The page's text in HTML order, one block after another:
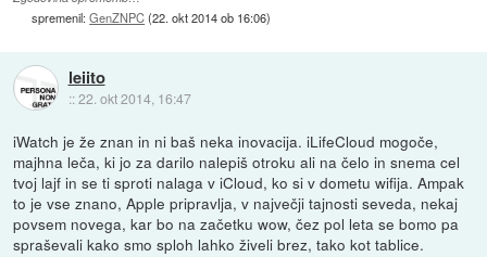
spremenil:GenZNPC(22. okt 2014 ob 16:06)
leiito
::22. okt 2014, 16:47
iWatch je že znan in ni baš neka inovacija. iLifeCloud mogoče,
majhna leča, ki jo za darilo nalepiš otroku ali na čelo in snema cel
tvoj lajf in se ti sproti nalaga v iCloud, ko si v dometu wifija. Ampak
to je vse znano, Apple pripravlja, v največji tajnosti seveda, nekaj
povsem novega, kar bo na začetku wow, čez pol leta se bomo pa
spraševali kako smo sploh lahko živeli brez, tako kot tablice.